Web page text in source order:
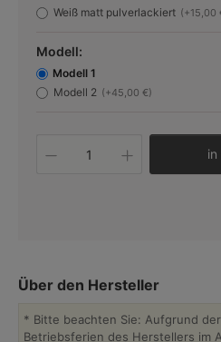
Weiß matt pulverlackiert (+15,00
Modell:
Modell 1
Modell 2 (+45,00 €)
Produkt Anzahl: in
Über den Hersteller
* Bitte beachten Sie: Aufgrund
Betriebsferien des Herstellers im